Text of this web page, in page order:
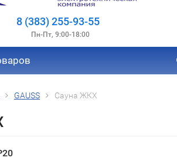
8 (383) 255-93-55
Пн-Пт, 9:00-18:00
GAUSS Сауна ЖКХ